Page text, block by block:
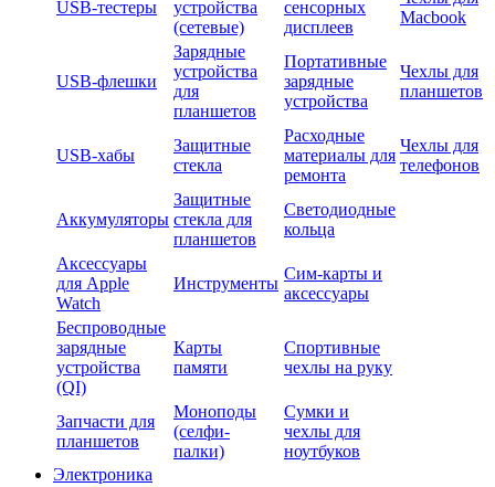
USB-тестеры
устройства
(сетевые)
сенсорных
дисплеев
Macbook
USB-флешки
Зарядные
устройства
для
планшетов
Портативные
зарядные
устройства
Чехлы для
планшетов
USB-хабы
Защитные
стекла
Расходные
материалы для
ремонта
Чехлы для
телефонов
Аккумуляторы
Защитные
стекла для
планшетов
Светодиодные
кольца
Аксессуары
для Apple
Watch
Инструменты
Сим-карты и
аксессуары
Беспроводные
зарядные
устройства
(QI)
Карты
памяти
Спортивные
чехлы на руку
Запчасти для
планшетов
Моноподы
(селфи-
палки)
Сумки и
чехлы для
ноутбуков
Электроника